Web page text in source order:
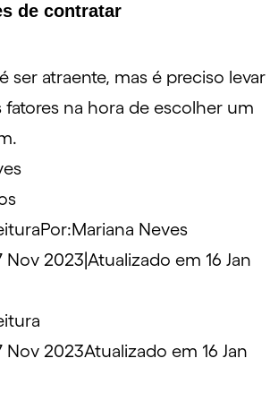
de contratar
ser atraente, mas é preciso levar
na hora de escolher um
Por:Mariana Neves
Nov 2023 Atualizado em 16 Jan
Nov 2023Atualizado em 16 Jan